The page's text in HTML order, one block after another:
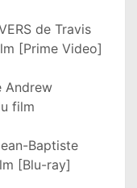
de Travis
[Prime Video]
Andrew
film
Baptiste
[Blu-ray]